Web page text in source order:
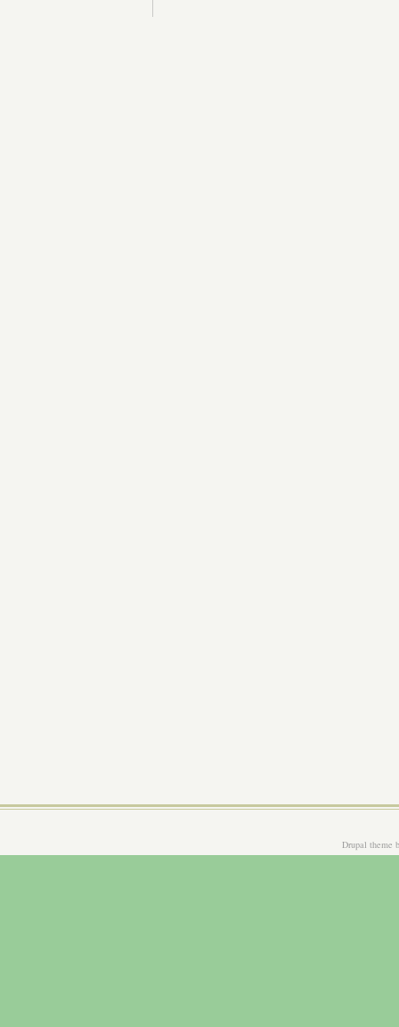
Drupal theme